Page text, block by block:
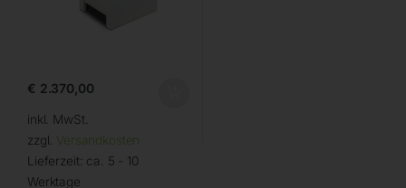
€ 2.370,00
inkl. MwSt.
zzgl. Versandkosten
Lieferzeit: ca. 5 - 10
Werktage